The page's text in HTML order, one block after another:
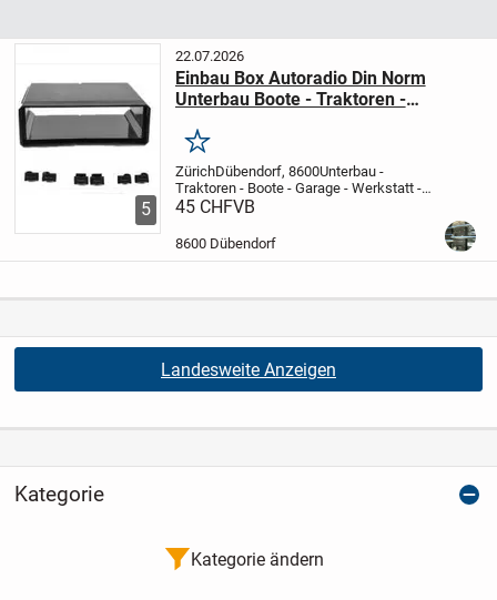
5
22.07.2026
Einbau Box Autoradio Din Norm
Unterbau Boote - Traktoren -
Merken
ZürichDübendorf, 8600Unterbau -
Traktoren - Boote - Garage - Werkstatt -
usw.....Einbau BOX voll
3400.1Unterbau Einbau 1 DIN
45 CHFVB
8600 Dübendorf
Landesweite Anzeigen
Kategorie
Kategorie ändern